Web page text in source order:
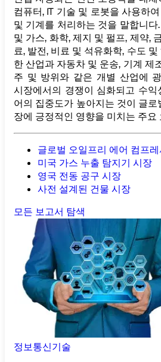
컴퓨터, IT 기술 및 로봇을 사용하
및 기계를 처리하는 것을 말합니
및 가스, 화학, 제지 및 펄프, 제약,
료, 발전, 비료 및 석유화학, 수도
한 산업과 자동차 및 운송, 기계 제
주 및 방위와 같은 개별 산업에
시장에서의 경쟁이 심화되고 수
어의 집중도가 높아지는 것이 글
장에 긍정적인 영향을 미치는 주요
글로벌 오일프리 에어 컴프
미국 가스 누출 탐지기 시장
영국 전동 공구 시장
사전 설계된 건물 시장
모든 보고서 탐색
정보통신기술